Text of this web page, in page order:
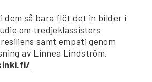
dem så bara flöt det in bilder i
om tredjeklassisters
samt empati genom
av Linnea Lindström.